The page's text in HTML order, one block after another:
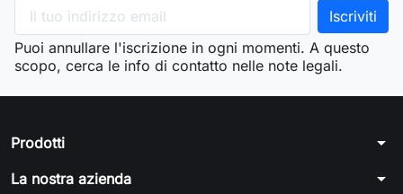
Puoi annullare l'iscrizione in ogni momenti. A questo
scopo, cerca le info di contatto nelle note legali.
Prodotti arrow_drop_down
La nostra azienda arrow_drop_down